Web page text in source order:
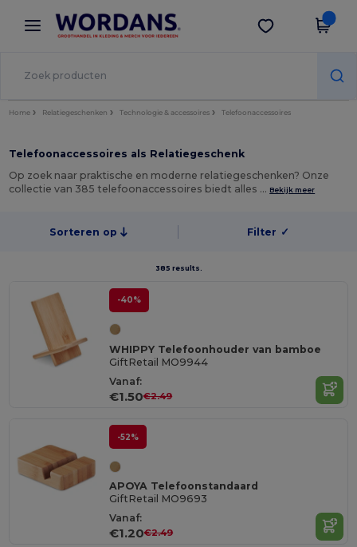
× Wordans-app
Betere prijzen in de app!
Download app
Home Relatiegeschenken Technologie & accessoires Telefoonaccessoires
Telefoonaccessoires als Relatiegeschenk
Op zoek naar praktische en moderne relatiegeschenken? Onze
collectie van 385 telefoonaccessoires biedt alles … Bekijk meer
Sorteren op Filter ✓
385 results.
-40%
WHIPPY Telefoonhouder van bamboe
GiftRetail MO9944
Vanaf:
€1.50€2.49
-52%
APOYA Telefoonstandaard
GiftRetail MO9693
Vanaf:
€1.20€2.49